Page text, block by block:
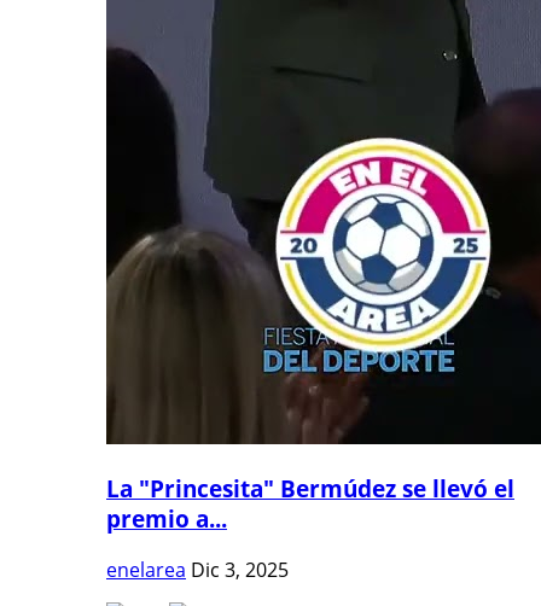
La "Princesita" Bermúdez se llevó el
premio a...
enelarea Dic 3, 2025